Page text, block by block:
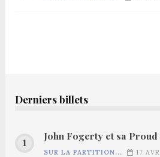
Derniers billets
John Fogerty et sa
SUR LA PARTITION... 17